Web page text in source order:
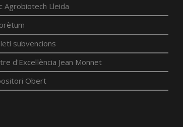
Agrobiotech Lleida
subvencions
d'Excel·lència Jean Monnet
Obert